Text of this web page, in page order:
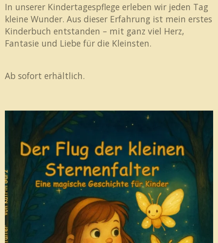
In unserer Kindertagespflege erleben wir jeden Tag
kleine Wunder. Aus dieser Erfahrung ist mein erstes
Kinderbuch entstanden – mit ganz viel Herz,
Fantasie und Liebe für die Kleinsten.
Ab sofort erhältlich.